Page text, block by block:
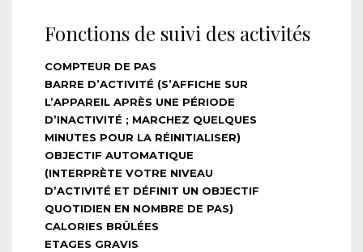
Fonctions de suivi des activités
COMPTEUR DE PAS
BARRE D’ACTIVITÉ (S’AFFICHE SUR
L’APPAREIL APRÈS UNE PÉRIODE
D’INACTIVITÉ ; MARCHEZ QUELQUES
MINUTES POUR LA RÉINITIALISER)
OBJECTIF AUTOMATIQUE
(INTERPRÈTE VOTRE NIVEAU
D’ACTIVITÉ ET DÉFINIT UN OBJECTIF
QUOTIDIEN EN NOMBRE DE PAS)
CALORIES BRÛLÉES
ETAGES GRAVIS